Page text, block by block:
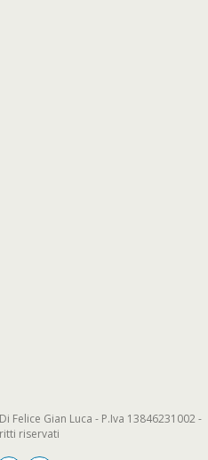
Felice Gian Luca - P.Iva 13846231002 -
riservati